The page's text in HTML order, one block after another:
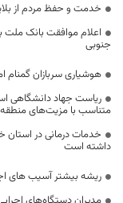
خدمت و حفظ مردم از
اعلام موافقت بانک ملت
جنوبی
هوشیاری سربازان
ریاست جهاد دانشگاهی
متناسب با مزیت‌های
خدمات درمانی در
داشته است
ریشه بیشتر آسیب های